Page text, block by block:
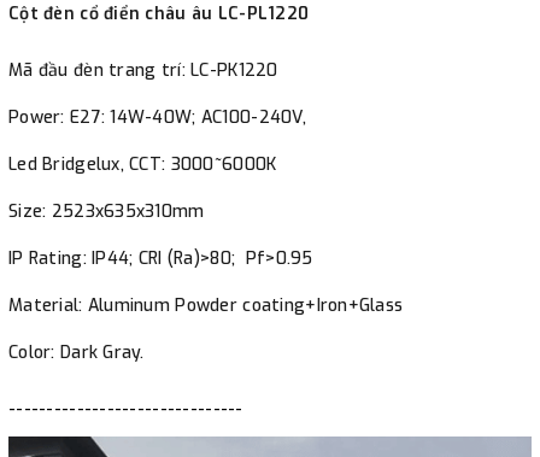
Material: Aluminum Powder coating+Iron+Glass
Color: Dark Gray.
Cột đèn cổ điển châu âu LC-PL1220
Mã đầu đèn trang trí: LC-PK1220
Power: E27: 14W-40W; AC100-240V,
Led Bridgelux, CCT: 3000~6000K
Size: 2523x635x310mm
IP Rating: IP44; CRI (Ra)>80; Pf>0.95
Material: Aluminum Powder coating+Iron+Glass
Color: Dark Gray.
-------------------------------